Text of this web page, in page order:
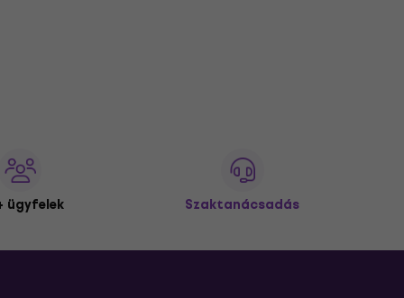
ügyfelek Szaktanácsadás